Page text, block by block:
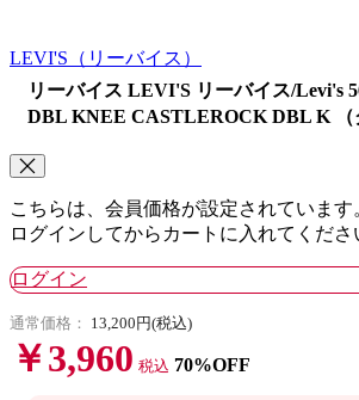
LEVI'S （リーバイス）
リーバイス LEVI'S リーバイス/Levi's
DBL KNEE CASTLEROCK DBL K （
こちらは、会員価格が設定されています
ログインしてからカートに入れてくださ
ログイン
通常価格： 13,200円(税込)
￥3,960 税込 70%OFF